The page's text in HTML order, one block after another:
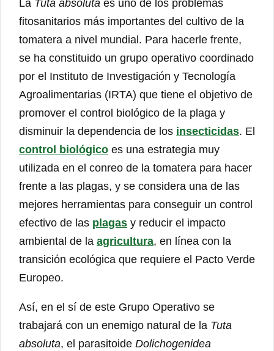
La Tuta absoluta es uno de los problemas
fitosanitarios más importantes del cultivo de la
tomatera a nivel mundial. Para hacerle frente,
se ha constituido un grupo operativo coordinado
por el Instituto de Investigación y Tecnología
Agroalimentarias (IRTA) que tiene el objetivo de
promover el control biológico de la plaga y
disminuir la dependencia de los insecticidas. El
control biológico es una estrategia muy
utilizada en el conreo de la tomatera para hacer
frente a las plagas, y se considera una de las
mejores herramientas para conseguir un control
efectivo de las plagas y reducir el impacto
ambiental de la agricultura, en línea con la
transición ecológica que requiere el Pacto Verde
Europeo.
Así, en el sí de este Grupo Operativo se
trabajará con un enemigo natural de la Tuta
absoluta, el parasitoide Dolichogenidea